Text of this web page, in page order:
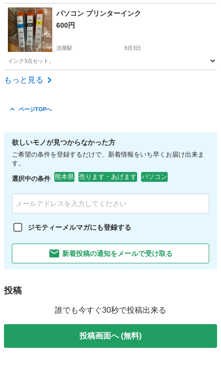
熊本 熊本市 須屋駅 プリンター インク
パソコン プリンターインク
600円
須屋駅 8月3日
インク3点セット。
熊本 熊本市
もっと見る
ページTOPへ
欲しいモノが見つからなかった方
ご希望の条件を登録するだけで、新着情報をいち早くお届け出来ま
す。
選択中の条件 熊本県 売ります・あげます パソコン
ジモティーメルマガにも登録する
新着投稿の通知をメールで受け取る
投稿
誰でも今すぐ30秒で投稿出来る
投稿画面へ (無料)